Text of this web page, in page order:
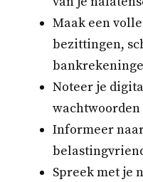
Maak een
bezittingen,
Noteer je
Informeer
Spreek met je